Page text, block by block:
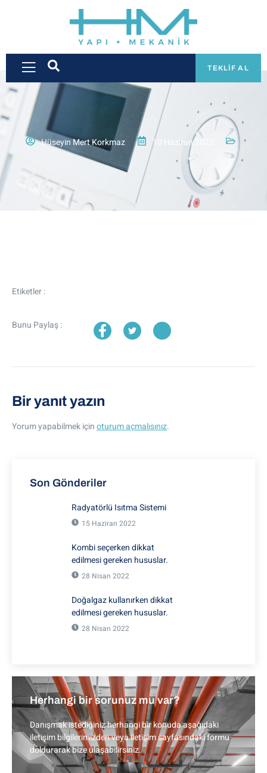
TEKLIF AL
Hüseyin Mert Korkmaz 10 Haziran 2022
Etiketler :
Bunu Paylaş :
Bir yanıt yazın
Yorum yapabilmek içinoturum açmalısınız.
Son Gönderiler
Radyatörlü Isıtma Sistemi
15 Haziran 2022
Kombi seçerken dikkat
edilmesi gereken hususlar.
28 Nisan 2022
Doğalgaz kullanırken dikkat
edilmesi gereken hususlar.
28 Nisan 2022
Herhangi bir sorunuz mu var?
Danışmak istediğiniz herhangi bir konuda aşağıdaki
iletişim bilgilerimizden veya iletişim sayfasındaki formu
doldurarak bize ulaşabilirsiniz.